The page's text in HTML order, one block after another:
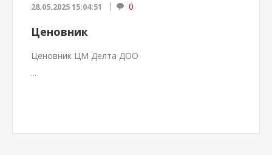
28.05.2025 15:04:51 0
Ценовник
Ценовник ЦМ Делта ДОО
...